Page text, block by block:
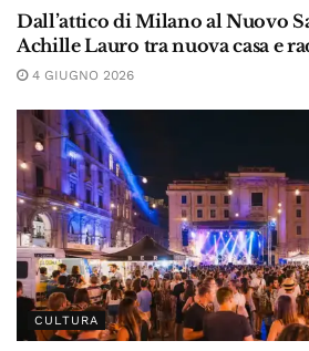
Dall’attico di Milano al Nuovo
Achille Lauro tra nuova casa e
4 GIUGNO 2026
CULTURA